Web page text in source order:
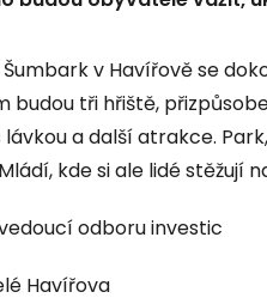
v Havířově se
budou tři hřiště,
lávkou a další atrakce.
kde si ale lidé stěžují
odboru investic
Havířova